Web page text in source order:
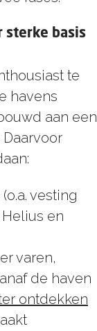
sterke basis
te
havens
aan een
vesting
en
varen,
de haven
ontdekken